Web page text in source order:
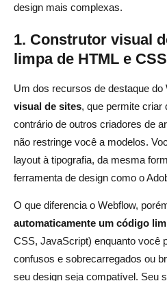
design mais complexas.
1. Construtor visual
limpa de HTML e CSS
Um dos recursos de destaque do
visual de sites, que permite criar
contrário de outros criadores de
não restringe você a modelos.
layout à tipografia, da mesma
ferramenta de design como o
O que diferencia o Webflow,
automaticamente um código
CSS, JavaScript) enquanto você
confusos e sobrecarregados ou
seu design seja compatível. Seu